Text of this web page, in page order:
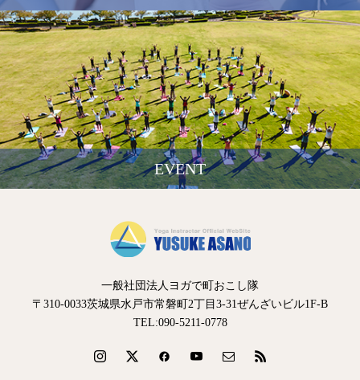
EVENT
一般社団法人ヨガで町おこし隊
〒310-0033茨城県水戸市常磐町2丁目3-31ぜんざいビル1F-B
TEL:090-5211-0778